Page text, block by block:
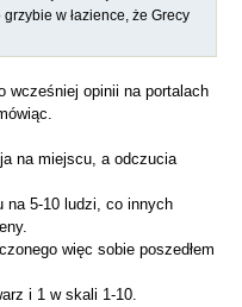
w łazience, że Grecy
wcześniej opinii na portalach
na miejscu, a odczucia
na 5-10 ludzi, co innych
więc sobie poszedłem
i 1 w skali 1-10.